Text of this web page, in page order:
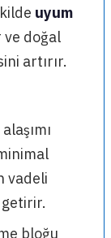
uyum
ve doğal
artırır.
vadeli
bloğu